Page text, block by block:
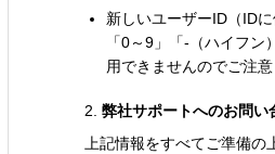
新しいユーザーID（ID
「0～9」「-（ハイフ
用できませんのでご注意
2. 弊社サポートへのお問い
上記情報をすべてご準備